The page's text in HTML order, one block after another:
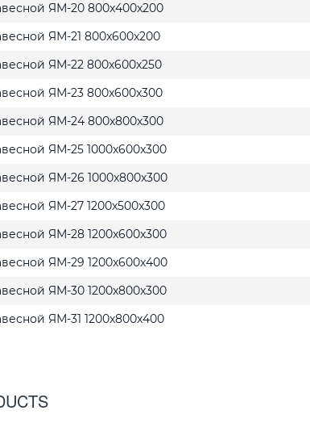
ЯМ-20 800x400x200
ЯМ-21 800x600x200
ЯМ-22 800x600x250
ЯМ-23 800x600x300
ЯМ-24 800x800x300
ЯМ-25 1000x600x300
ЯМ-26 1000x800x300
ЯМ-27 1200x500x300
ЯМ-28 1200x600x300
ЯМ-29 1200x600x400
ЯМ-30 1200x800x300
ЯМ-31 1200x800x400